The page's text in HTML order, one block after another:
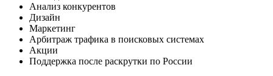
Анализ конкурентов
Дизайн
Маркетинг
Арбитраж трафика в поисковых системах
Акции
Поддержка после раскрутки по России